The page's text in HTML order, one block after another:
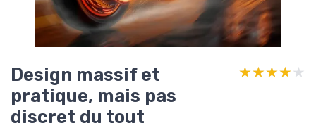
Design massif et
pratique, mais pas
discret du tout
★★★★★
★★★★★